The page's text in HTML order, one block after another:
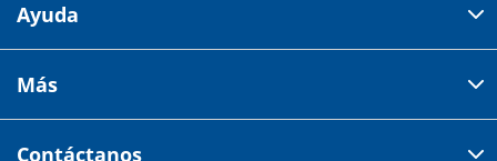
Av 18 de marzo # 309. Colonia la Nogalera.
Tiendas
Ayuda
Centro de ayuda
Más
Contáctanos